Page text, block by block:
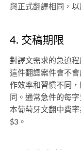
與正式翻譯相同，
4. 交稿期限
對譯文需求的急迫
這件翻譯案件會不
作效率和習慣不同
同。通常急件的每
本葡萄牙文翻中費
$3。